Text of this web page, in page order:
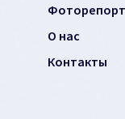
О нас
Контакты